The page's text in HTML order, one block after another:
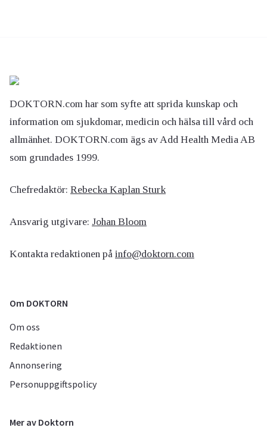
DOKTORN.com har som syfte att sprida kunskap och
information om sjukdomar, medicin och hälsa till vård och
allmänhet. DOKTORN.com ägs av Add Health Media AB
som grundades 1999.
Chefredaktör: Rebecka Kaplan Sturk
Ansvarig utgivare: Johan Bloom
Kontakta redaktionen på info@doktorn.com
Om DOKTORN
Om oss
Redaktionen
Annonsering
Personuppgiftspolicy
Mer av Doktorn